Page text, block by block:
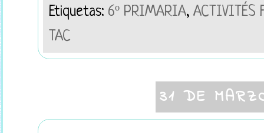
Etiquetas: 6º PRIMARIA, ACTIVITÉS
TAC
31 DE